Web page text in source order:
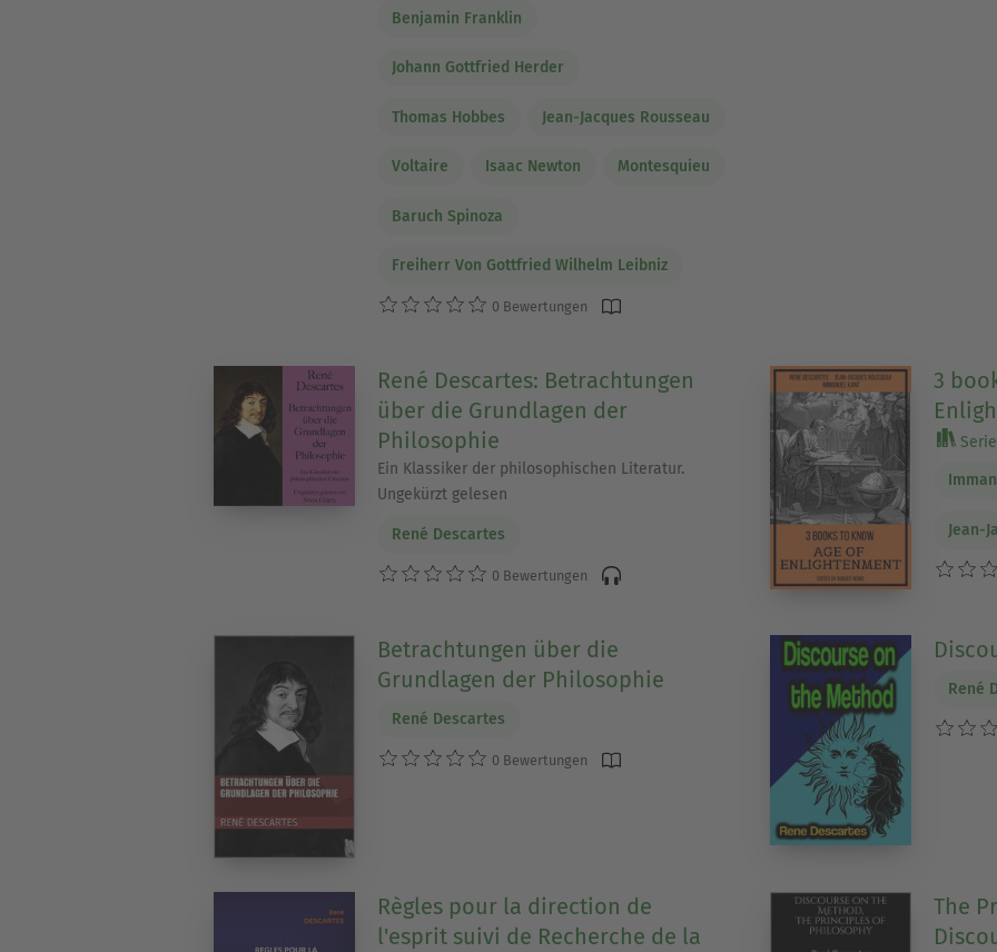
Benjamin Franklin
Johann Gottfried Herder
Thomas Hobbes Jean-Jacques Rousseau
Voltaire Isaac Newton Montesquieu
Baruch Spinoza
Freiherr Von Gottfried Wilhelm Leibniz
0 Bewertungen
René Descartes: Betrachtungen
über die Grundlagen der
Philosophie
Ein Klassiker der philosophischen Literatur.
Ungekürzt gelesen
René Descartes
0 Bewertungen
3
Serie
Jean-
Betrachtungen über die
Grundlagen der Philosophie
René Descartes
0 Bewertungen
René
Règles pour la direction de
l'esprit suivi de Recherche de la
The